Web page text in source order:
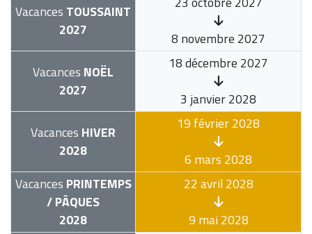
Vacances TOUSSAINT
2027
8 novembre 2027
Vacances NOËL
2027
18 décembre 2027
3 janvier 2028
Vacances HIVER
2028
19 février 2028
6 mars 2028
Vacances PRINTEMPS
/ PÂQUES
2028
22 avril 2028
9 mai 2028